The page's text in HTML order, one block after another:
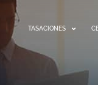
TASACIONES